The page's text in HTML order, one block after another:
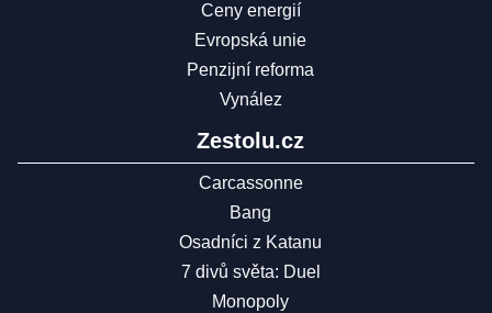
Ceny energií
Evropská unie
Penzijní reforma
Vynález
Zestolu.cz
Carcassonne
Bang
Osadníci z Katanu
7 divů světa: Duel
Monopoly